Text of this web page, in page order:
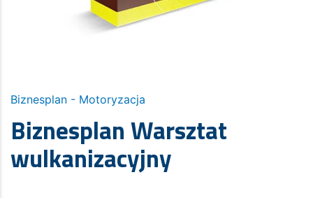
Biznesplan - Motoryzacja
Biznesplan Warsztat
wulkanizacyjny